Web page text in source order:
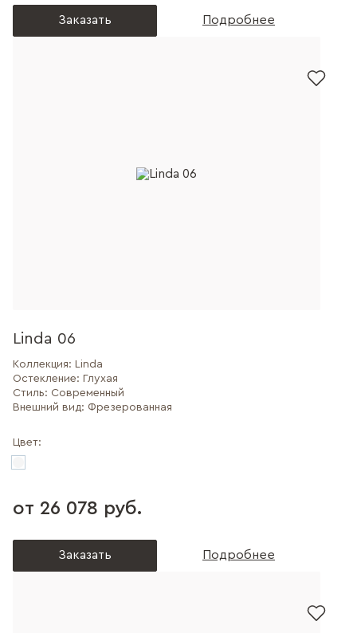
Заказать Подробнее
Linda 06
Коллекция: Linda
Остекление: Глухая
Стиль: Современный
Внешний вид: Фрезерованная
Цвет:
от 26 078 руб.
Заказать Подробнее